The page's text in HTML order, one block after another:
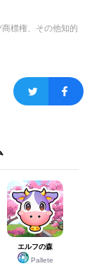
標権、その他知的
エルフの森
Pallete